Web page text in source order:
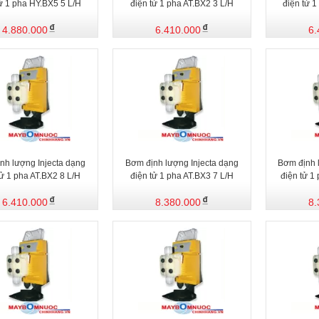
1 pha HY.BX5 5 L/H
4.880.000
điện tử 1 pha AT.BX2 3 L/H
6.410.000
điện tử 1
lượng Injecta dạng
1 pha AT.BX2 8 L/H
6.410.000
Bơm định lượng Injecta dạng
điện tử 1 pha AT.BX3 7 L/H
8.380.000
Bơm định
điện tử 1